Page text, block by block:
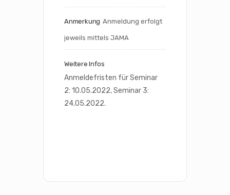
Anmerkung Anmeldung erfolgt
jeweils mittels JAMA
Weitere Infos
Anmeldefristen für Seminar
2: 10.05.2022, Seminar 3:
24.05.2022.